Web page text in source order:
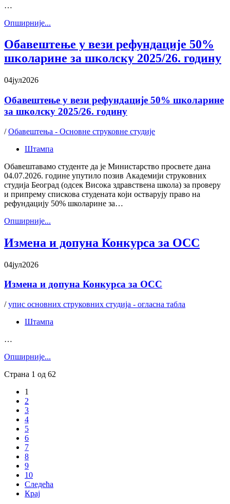
…
Oпширније...
Обавештење у вези рефундације 50%
школарине за школску 2025/26. годину
04јул2026
Обавештење у вези рефундације 50% школарине
за школску 2025/26. годину
/Обавештења - Основне струковне студије
Штампа
Обавештавамо студенте да је Министарство просвете дана
04.07.2026. године упутило позив Академији струковних
студија Београд (одсек Висока здравствена школа) за проверу
и припрему спискова студената који остварују право на
рефундацију 50% школарине за…
Oпширније...
Измена и допуна Конкурса за ОСС
04јул2026
Измена и допуна Конкурса за ОСС
/упис основних струковних студија - огласна табла
Штампа
…
Oпширније...
Страна 1 од 62
1
2
3
4
5
6
7
8
9
10
Следећа
Крај